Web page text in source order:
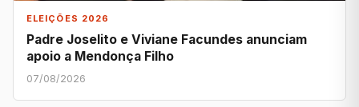
ELEIÇÕES 2026
Padre Joselito e Viviane Facundes anunciam
apoio a Mendonça Filho
07/08/2026